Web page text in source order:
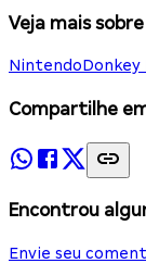
Veja mais sobre
NintendoDonkey
Compartilhe
Encontrou
Envie seu